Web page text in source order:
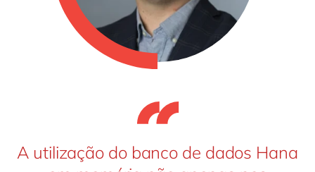
A utilização do banco de dados Hana